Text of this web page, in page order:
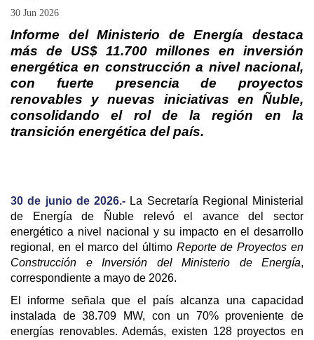
30 Jun 2026
Informe del Ministerio de Energía destaca
más de US$ 11.700 millones en inversión
energética en construcción a nivel nacional,
con fuerte presencia de proyectos
renovables y nuevas iniciativas en Ñuble,
consolidando el rol de la región en la
transición energética del país.
30 de junio de 2026.- La Secretaría Regional Ministerial
de Energía de Ñuble relevó el avance del sector
energético a nivel nacional y su impacto en el desarrollo
regional, en el marco del último Reporte de Proyectos en
Construcción e Inversión del Ministerio de Energía,
correspondiente a mayo de 2026.
El informe señala que el país alcanza una capacidad
instalada de 38.709 MW, con un 70% proveniente de
energías renovables. Además, existen 128 proyectos en